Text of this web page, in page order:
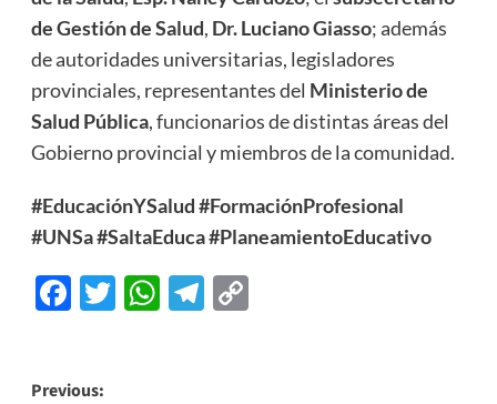
de Gestión de Salud, Dr. Luciano Giasso; además
de autoridades universitarias, legisladores
provinciales, representantes del Ministerio de
Salud Pública, funcionarios de distintas áreas del
Gobierno provincial y miembros de la comunidad.
#EducaciónYSalud#FormaciónProfesional
#UNSa#SaltaEduca#PlaneamientoEducativo
Facebook
Twitter
WhatsApp
Telegram
Copy
Previous: